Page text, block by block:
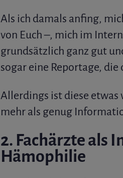
Als ich damals anfing,
von Euch –, mich im
grundsätzlich ganz gut
sogar eine Reportage,
Allerdings ist diese etwas
mehr als genug
2. Fachärzte als
Hämophilie